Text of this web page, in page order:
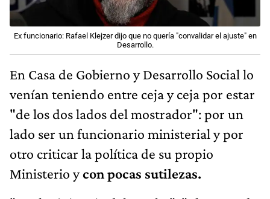
Ex funcionario: Rafael Klejzer dijo que no quería "convalidar el ajuste" en
Desarrollo.
En Casa de Gobierno y Desarrollo Social lo
venían teniendo entre ceja y ceja por estar
"de los dos lados del mostrador": por un
lado ser un funcionario ministerial y por
otro criticar la política de su propio
Ministerio ycon pocas sutilezas.